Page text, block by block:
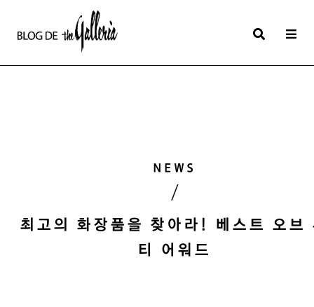
NEWS
/
최고의 화장품을 찾아라! 베스트 오브
티 어워드